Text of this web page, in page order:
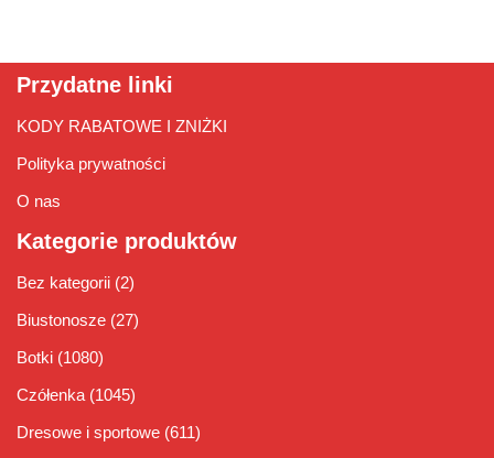
Przydatne linki
KODY RABATOWE I ZNIŻKI
Polityka prywatności
O nas
Kategorie produktów
Bez kategorii (2)
Biustonosze (27)
Botki (1080)
Czółenka (1045)
Dresowe i sportowe (611)